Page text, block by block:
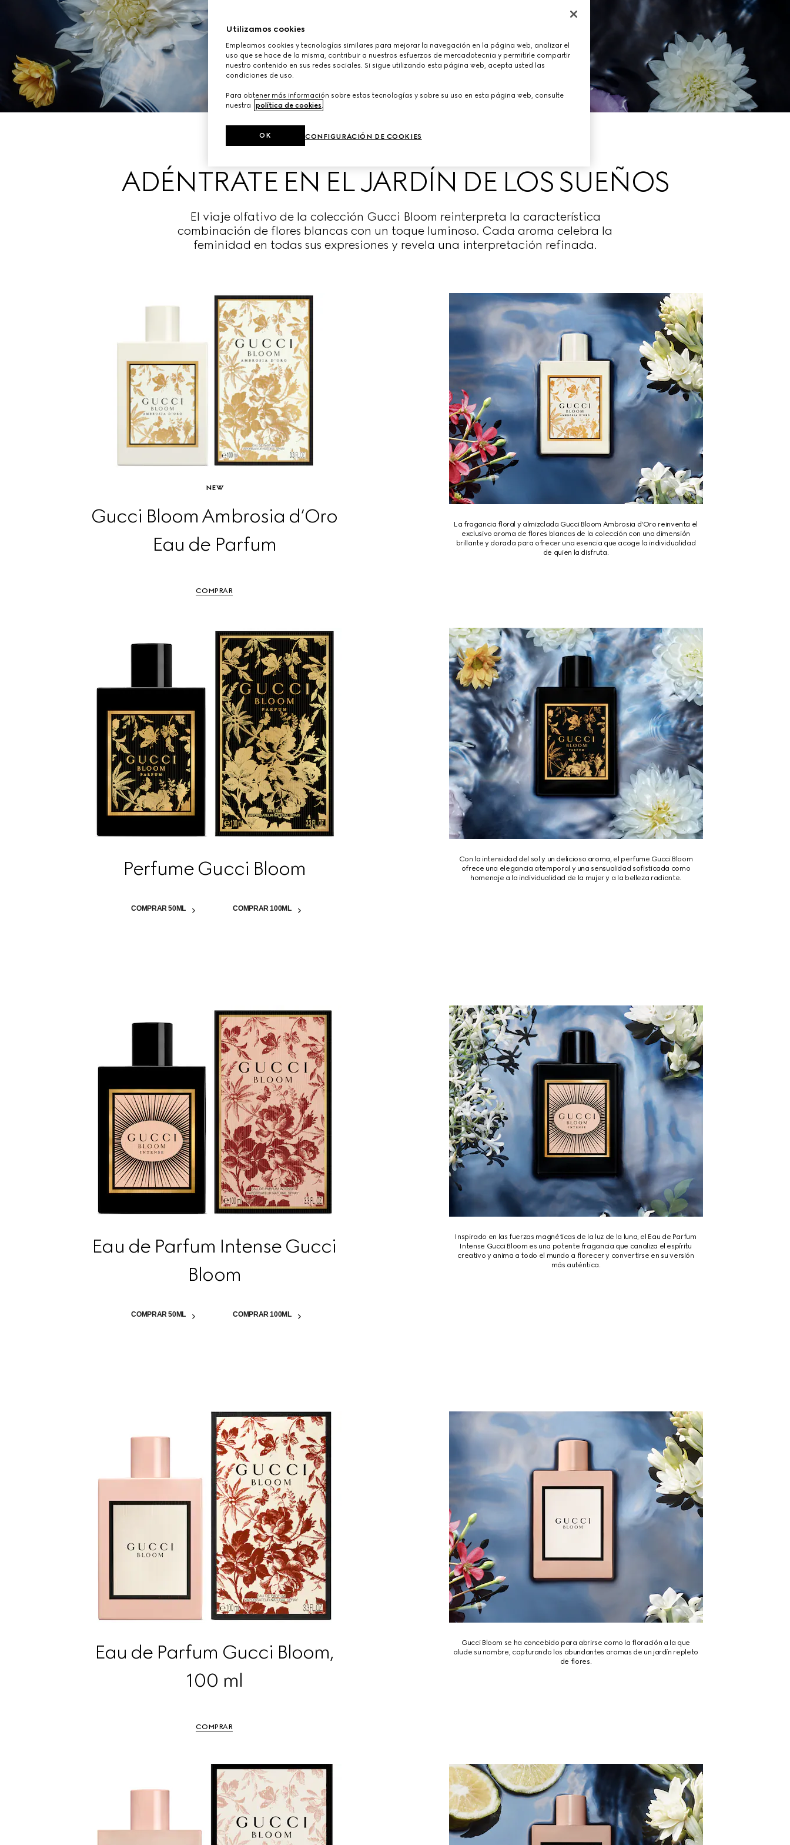
ADÉNTRATE EN EL JARDÍN DE LOS SUEÑOS
El viaje olfativo de la colección Gucci Bloom reinterpreta la característica
combinación de flores blancas con un toque luminoso. Cada aroma celebra la
feminidad en todas sus expresiones y revela una interpretación refinada.
NEW
Gucci Bloom Ambrosia d’Oro
Eau de Parfum
COMPRAR
La fragancia floral y almizclada Gucci Bloom Ambrosia d'Oro reinventa el
exclusivo aroma de flores blancas de la colección con una dimensión
brillante y dorada para ofrecer una esencia que acoge la individualidad
de quien la disfruta.
Perfume Gucci Bloom
COMPRAR 50ML COMPRAR 100ML
Con la intensidad del sol y un delicioso aroma, el perfume Gucci Bloom
ofrece una elegancia atemporal y una sensualidad sofisticada como
homenaje a la individualidad de la mujer y a la belleza radiante.
Eau de Parfum Intense Gucci
Bloom
COMPRAR 50ML COMPRAR 100ML
Inspirado en las fuerzas magnéticas de la luz de la luna, el Eau de Parfum
Intense Gucci Bloom es una potente fragancia que canaliza el espíritu
creativo y anima a todo el mundo a florecer y convertirse en su versión
más auténtica.
Eau de Parfum Gucci Bloom,
100 ml
COMPRAR
Gucci Bloom se ha concebido para abrirse como la floración a la que
alude su nombre, capturando los abundantes aromas de un jardín repleto
de flores.
Utilizamos cookies
Empleamos cookies y tecnologías similares para mejorar la navegación en la página web, analizar el
uso que se hace de la misma, contribuir a nuestros esfuerzos de mercadotecnia y permitirle compartir
nuestro contenido en sus redes sociales. Si sigue utilizando esta página web, acepta usted las
condiciones de uso.
Para obtener más información sobre estas tecnologías y sobre su uso en esta página web, consulte
nuestra
política de cookies.
CONFIGURACIÓN DE COOKIES
OK